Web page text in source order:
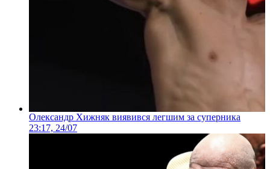
Олександр Хижняк виявився легшим за суперника
23:17, 24/07